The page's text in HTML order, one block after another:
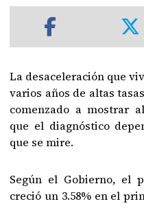
La desaceleración que
varios años de altas
comenzado a mostrar
que el diagnóstico
que se mire.
Según el Gobierno, el
creció un 3.58% en el